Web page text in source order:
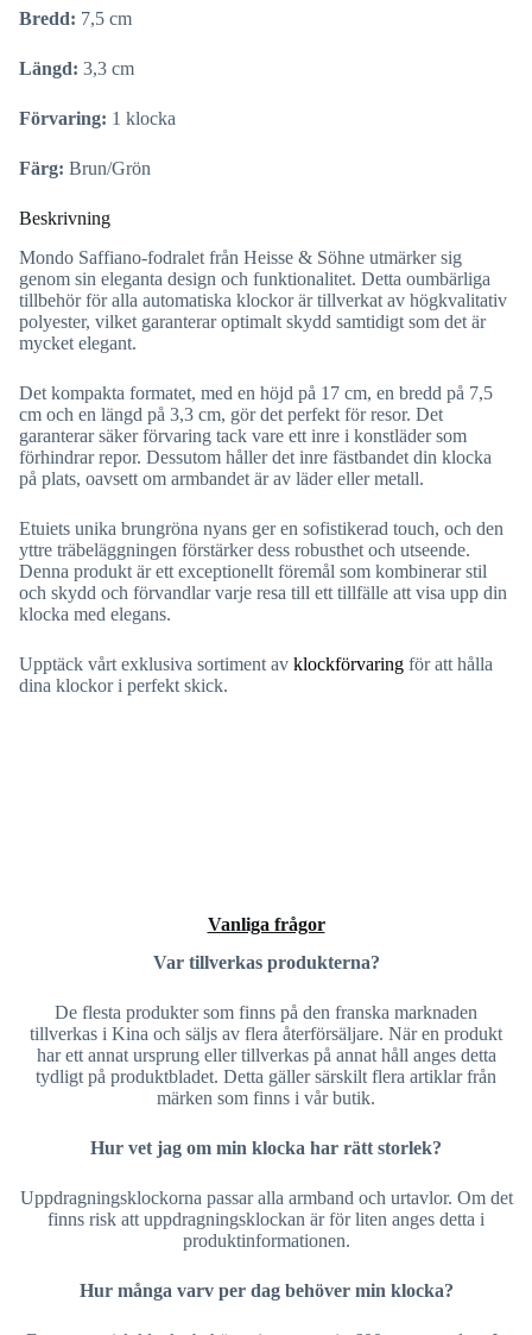
Bredd: 7,5 cm
Längd: 3,3 cm
Förvaring: 1 klocka
Färg: Brun/Grön
Beskrivning
Mondo Saffiano-fodralet från Heisse & Söhne utmärker sig
genom sin eleganta design och funktionalitet. Detta oumbärliga
tillbehör för alla automatiska klockor är tillverkat av högkvalitativ
polyester, vilket garanterar optimalt skydd samtidigt som det är
mycket elegant.
Det kompakta formatet, med en höjd på 17 cm, en bredd på 7,5
cm och en längd på 3,3 cm, gör det perfekt för resor. Det
garanterar säker förvaring tack vare ett inre i konstläder som
förhindrar repor. Dessutom håller det inre fästbandet din klocka
på plats, oavsett om armbandet är av läder eller metall.
Etuiets unika brungröna nyans ger en sofistikerad touch, och den
yttre träbeläggningen förstärker dess robusthet och utseende.
Denna produkt är ett exceptionellt föremål som kombinerar stil
och skydd och förvandlar varje resa till ett tillfälle att visa upp din
klocka med elegans.
Upptäck vårt exklusiva sortiment av klockförvaring för att hålla
dina klockor i perfekt skick.
Vanliga frågor
Var tillverkas produkterna?
De flesta produkter som finns på den franska marknaden
tillverkas i Kina och säljs av flera återförsäljare. När en produkt
har ett annat ursprung eller tillverkas på annat håll anges detta
tydligt på produktbladet. Detta gäller särskilt flera artiklar från
märken som finns i vår butik.
Hur vet jag om min klocka har rätt storlek?
Uppdragningsklockorna passar alla armband och urtavlor. Om det
finns risk att uppdragningsklockan är för liten anges detta i
produktinformationen.
Hur många varv per dag behöver min klocka?